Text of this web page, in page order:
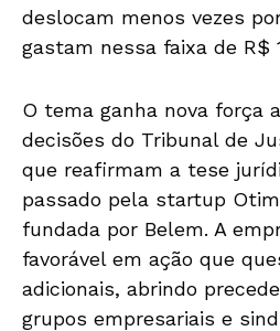
deslocam menos vezes
gastam nessa faixa de R$
O tema ganha nova força
decisões do Tribunal de
que reafirmam a tese
passado pela startup
fundada por Belem. A
favorável em ação que
adicionais, abrindo
grupos empresariais e